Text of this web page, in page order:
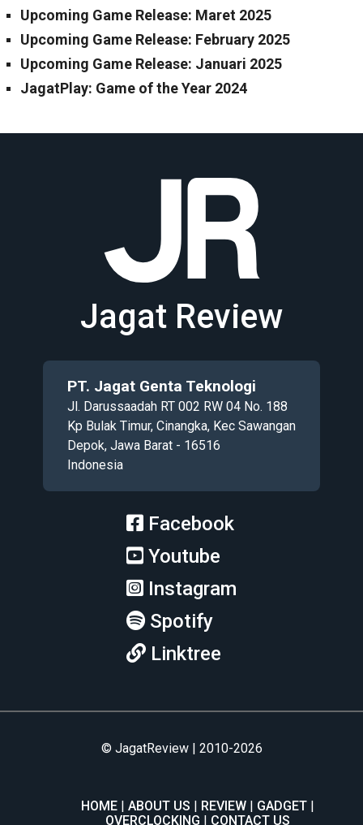
Upcoming Game Release: Maret 2025
Upcoming Game Release: February 2025
Upcoming Game Release: Januari 2025
JagatPlay: Game of the Year 2024
Jagat Review
PT. Jagat Genta Teknologi
Jl. Darussaadah RT 002 RW 04 No. 188
Kp Bulak Timur, Cinangka, Kec Sawangan
Depok, Jawa Barat - 16516
Indonesia
Facebook
Youtube
Instagram
Spotify
Linktree
© JagatReview | 2010-2026
HOME ABOUT US REVIEW
GADGET
OVERCLOCKING
CONTACT US